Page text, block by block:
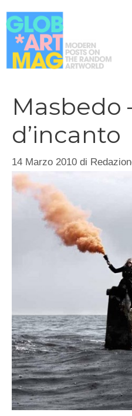
al
contenuto
Masbedo
d’incanto
14 Marzo 2010 di